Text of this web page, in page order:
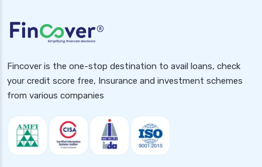
health insurance hubli
health insurance in rajasthan
health insurance jaipur
health insurance jodhpur
Fincover is the one-stop destination to avail loans, check
your credit score free, Insurance and investment schemes
from various companies